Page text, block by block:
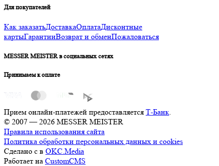
Для покупателей
Как заказатьДоставкаОплатаДисконтные
картыГарантииВозврат и обменПожаловаться
MESSER MEISTER в социальных сетях
Принимаем к оплате
Прием онлайн-платежей предоставляется Т-Банк
© 2007 — 2026 MESSER MEISTER
Правила использования сайта
Политика обработки персональных данных и cookies
Сделано с в OKC.Media
Работает на CustomCMS